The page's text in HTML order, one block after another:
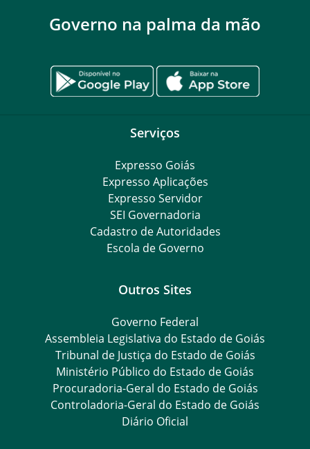
Governo na palma da mão
Serviços
Expresso Goiás
Expresso Aplicações
Expresso Servidor
SEI Governadoria
Cadastro de Autoridades
Escola de Governo
Outros Sites
Governo Federal
Assembleia Legislativa do Estado de Goiás
Tribunal de Justiça do Estado de Goiás
Ministério Público do Estado de Goiás
Procuradoria-Geral do Estado de Goiás
Controladoria-Geral do Estado de Goiás
Diário Oficial